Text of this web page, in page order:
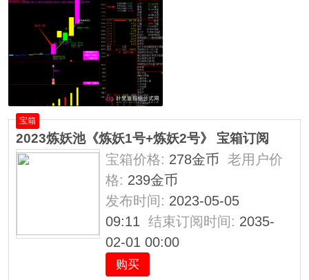
宝箱
2023炼妖池《炼妖1号+炼妖2号》 宝箱订阅
宝箱价格: 278金币 老用户价
格: 239金币
发布时间: 2023-05-05
09:11 结束订阅时间: 2035-
02-01 00:00
购买